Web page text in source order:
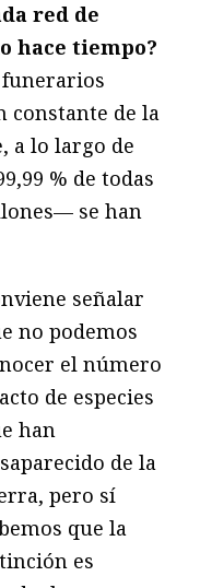
red de
hace tiempo?
funerarios
constante de la
a lo largo de
% de todas
se han
señalar
no podemos
el número
de especies
han
de la
pero sí
que la
es